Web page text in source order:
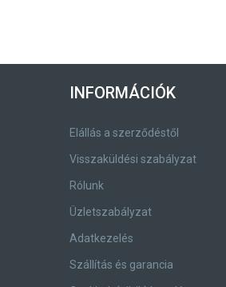
INFORMÁCIÓK
Elállás a szerződéstől
Visszaküldési szabályzat
Rólunk
Üzletszabályzat
Adatkezelés
Szállítás és garancia